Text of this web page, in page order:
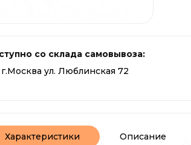
со склада самовывоза:
г.Москва ул. Люблинская 72
Характеристики Описание